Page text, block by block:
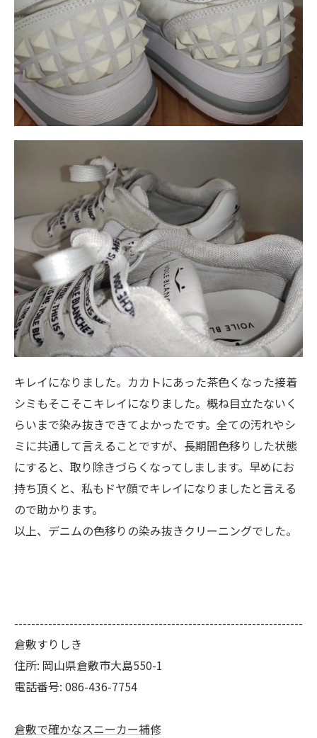
キレイになりました。カカトにあった茶色くなった接着
シミもそこそこキレイになりました。概ね目立たないく
らいまで染み抜きできてよかったです。全ての汚れやシ
ミに共通して言えることですが、長期間色移りした状態
にすると、取り除きづらくなってしまします。早めにお
持ち頂くと、私もドヤ顔でキレイになりましたと言える
ので助かります。
以上、デニムの色移りの染み抜きクリーニングでした。
--------------------------------------------------------------------
倉敷すりしき
住所: 岡山県倉敷市大島550-1
電話番号: 086-436-7754
倉敷で確かなスニーカー補修